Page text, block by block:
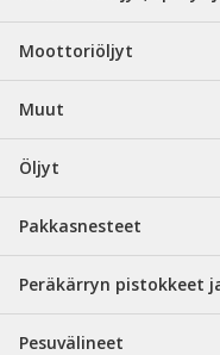
Moottoriöljyt
Muut
Öljyt
Pakkasnesteet
Peräkärryn pistokkeet
Pesuvälineet